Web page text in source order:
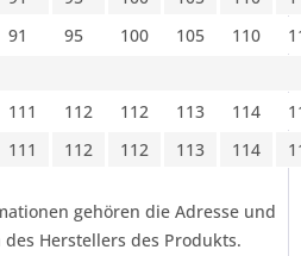
91 95 100 105 110
111 112 112 113 114
111 112 112 113 114
gehören die Adresse und
Herstellers des Produkts.